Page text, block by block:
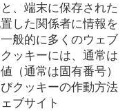
、端末に保存された
した関係者に情報を
般的に多くのウェブ
ッキーには、通常は
（通常は固有番号）
クッキーの作動方法
ブサイト